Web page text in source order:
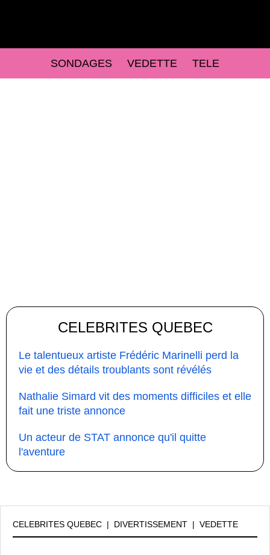
SONDAGES VEDETTE TELE
CELEBRITES QUEBEC
Le talentueux artiste Frédéric Marinelli perd la
vie et des détails troublants sont révélés
Nathalie Simard vit des moments difficiles et elle
fait une triste annonce
Un acteur de STAT annonce qu'il quitte
l'aventure
CELEBRITES QUEBEC | DIVERTISSEMENT | VEDETTE